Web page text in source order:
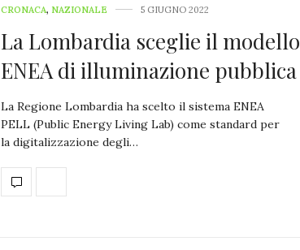
CRONACA, NAZIONALE 5 GIUGNO 2022
La Lombardia sceglie il modello
ENEA di illuminazione pubblica
La Regione Lombardia ha scelto il sistema ENEA
PELL (Public Energy Living Lab) come standard per
la digitalizzazione degli…